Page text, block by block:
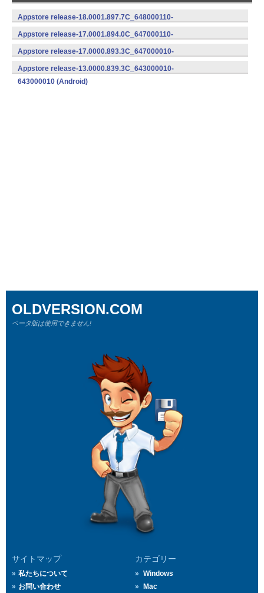
Appstore release-18.0001.897.7C_648000110-
648000110 (Android)
Appstore release-17.0001.894.0C_647000110-
647000110 (Android)
Appstore release-17.0000.893.3C_647000010-
647000010 (Android)
Appstore release-13.0000.839.3C_643000010-
643000010 (Android)
サイトマップ
私たちについて
お問い合わせ
カテゴリー
Windows
Mac
OLDVERSION.COM
ベータ版は使用できません!